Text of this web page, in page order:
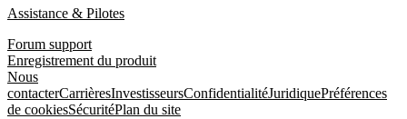
Assistance & Pilotes
Forum support
Enregistrement du produit
Nous
contacterCarrièresInvestisseursConfidentialitéJuridiquePréférences
de cookiesSécuritéPlan du site